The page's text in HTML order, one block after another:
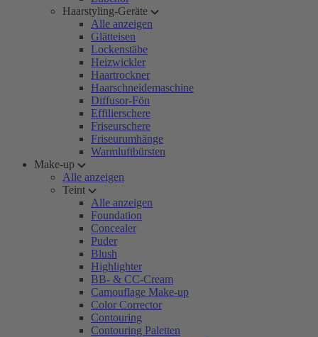
Haarstyling-Geräte
Alle anzeigen
Glätteisen
Lockenstäbe
Heizwickler
Haartrockner
Haarschneidemaschine
Diffusor-Fön
Effilierschere
Friseurschere
Friseurumhänge
Warmluftbürsten
Make-up
Alle anzeigen
Teint
Alle anzeigen
Foundation
Concealer
Puder
Blush
Highlighter
BB- & CC-Cream
Camouflage Make-up
Color Corrector
Contouring
Contouring Paletten